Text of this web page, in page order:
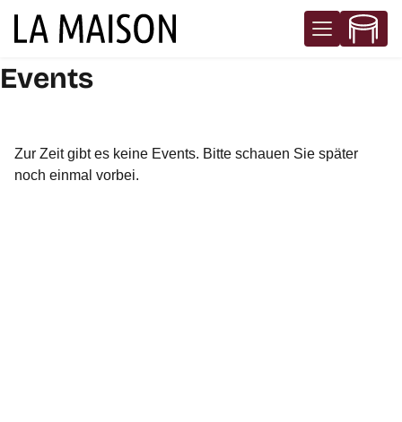
Events
Zur Zeit gibt es keine Events. Bitte schauen Sie später
noch einmal vorbei.